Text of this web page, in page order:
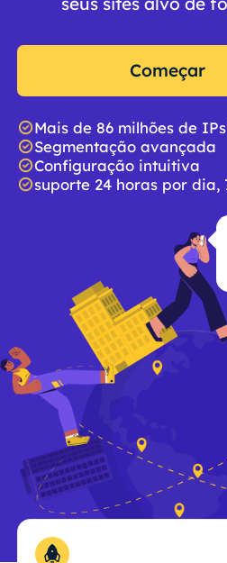
Começar
Mais de 86 milhões de IPs
Segmentação avançada
Configuração intuitiva
suporte 24 horas por dia,